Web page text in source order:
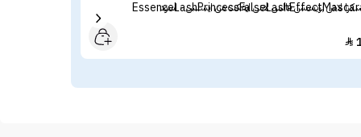
لاش برينسس فالس لاش ايفكت من ايسنس - اسود
